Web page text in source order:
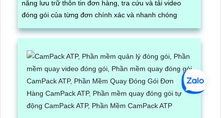
năng lưu trữ thôn tin đơn hàng, tra cứu và tải video
đóng gói của từng đơn chính xác và nhanh chóng